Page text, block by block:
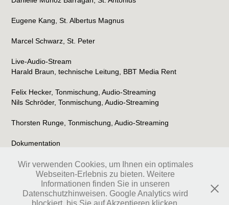
Eugene Kang, St. Albertus Magnus
Marcel Schwarz, St. Peter
Live-Audio-Stream
Harald Braun, technische Leitung, BBT Media Rent
Felix Hecker, Tonmischung, Audio-Streaming
Nils Schröder, Tonmischung, Audio-Streaming
Thorsten Runge, Tonmischung, Audio-Streaming
Dokumentation
↑ Back to Top
Wir verwenden Cookies, um Ihnen ein optimales
Webseiten-Erlebnis zu bieten. Weitere
Informationen finden Sie in unseren
Datenschutzhinweisen. Google Analytics wird
blockiert, bis Sie auf Akzeptieren klicken.